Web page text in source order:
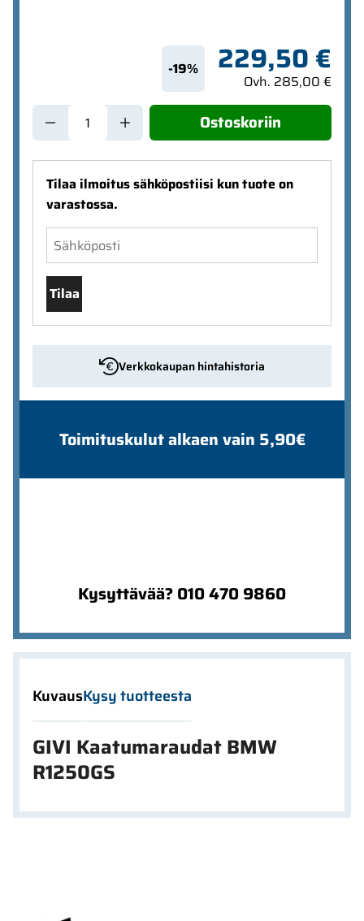
-19% 229,50 €
Ovh. 285,00 €
Ostoskoriin
Tilaa ilmoitus sähköpostiisi kun tuote on
varastossa.
Tilaa
Verkkokaupan hintahistoria
Toimituskulut alkaen vain 5,90€
Kysyttävää? 010 470 9860
KuvausKysy tuotteesta
GIVI Kaatumaraudat BMW
R1250GS